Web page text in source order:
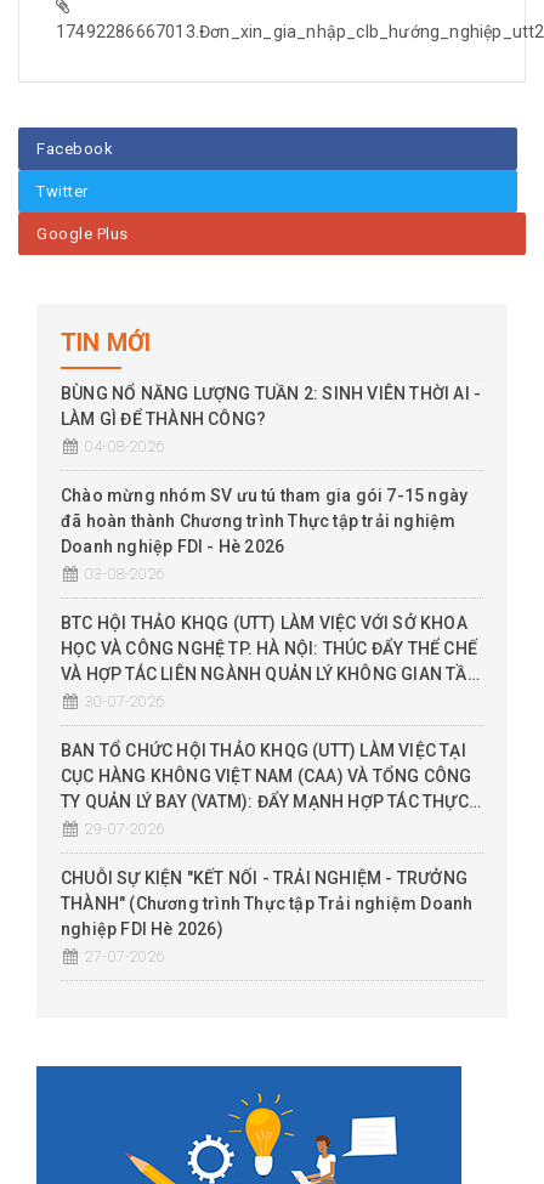
Facebook
Twitter
Google Plus
TIN MỚI
BÙNG NỔ NĂNG LƯỢNG TUẦN 2: SINH VIÊN THỜI AI -
LÀM GÌ ĐỂ THÀNH CÔNG?
04-08-2026
Chào mừng nhóm SV ưu tú tham gia gói 7-15 ngày
đã hoàn thành Chương trình Thực tập trải nghiệm
Doanh nghiệp FDI - Hè 2026
03-08-2026
BTC HỘI THẢO KHQG (UTT) LÀM VIỆC VỚI SỞ KHOA
HỌC VÀ CÔNG NGHỆ TP. HÀ NỘI: THÚC ĐẨY THỂ CHẾ
VÀ HỢP TÁC LIÊN NGÀNH QUẢN LÝ KHÔNG GIAN TẦM
THẤP (UTM), ĐỀ XUẤT THỬ NGHIỆM SANDBOX
30-07-2026
BAN TỔ CHỨC HỘI THẢO KHQG (UTT) LÀM VIỆC TẠI
CỤC HÀNG KHÔNG VIỆT NAM (CAA) VÀ TỔNG CÔNG
TY QUẢN LÝ BAY (VATM): ĐẨY MẠNH HỢP TÁC THỰC
CHIẾN THEO MÔ HÌNH 3 NHÀ (NHÀ NƯỚC - NHÀ
TRƯỜNG - DN)
29-07-2026
CHUỖI SỰ KIỆN "KẾT NỐI - TRẢI NGHIỆM - TRƯỞNG
THÀNH" (Chương trình Thực tập Trải nghiệm Doanh
nghiệp FDI Hè 2026)
27-07-2026